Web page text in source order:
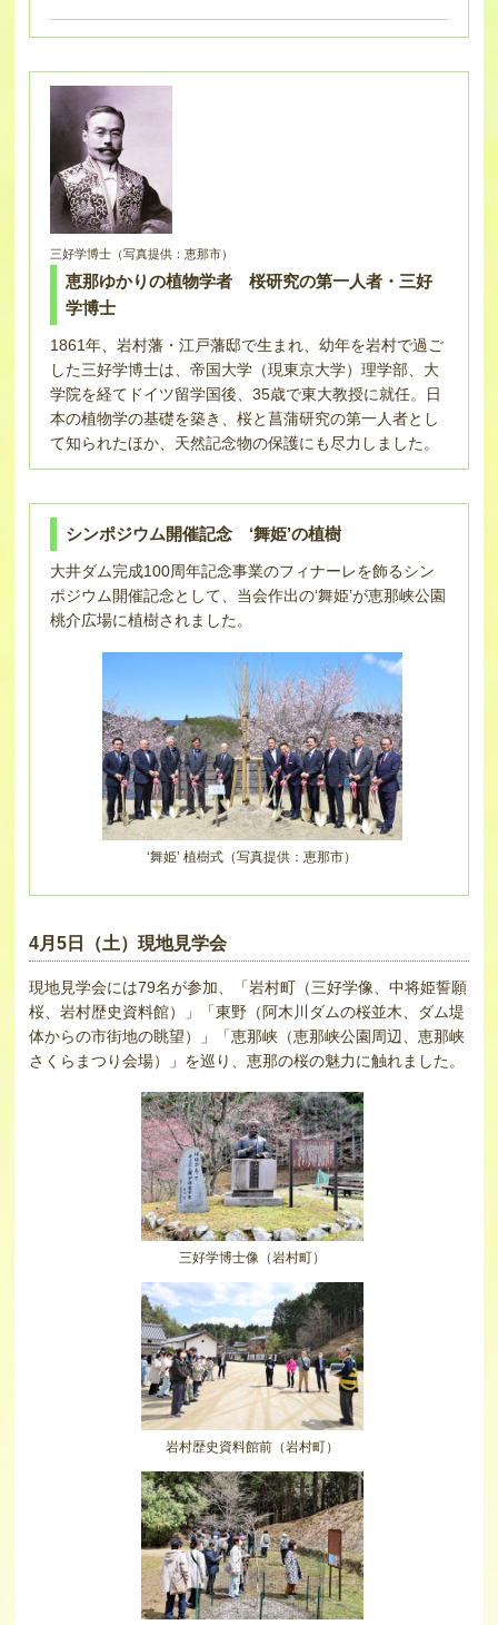
三好学博士（写真提供：恵那市）
恵那ゆかりの植物学者 桜研究の第一人者・三好
学博士
1861年、岩村藩・江戸藩邸で生まれ、幼年を岩村で過ご
した三好学博士は、帝国大学（現東京大学）理学部、大
学院を経てドイツ留学国後、35歳で東大教授に就任。日
本の植物学の基礎を築き、桜と菖蒲研究の第一人者とし
て知られたほか、天然記念物の保護にも尽力しました。
シンポジウム開催記念 ‘舞姫’の植樹
大井ダム完成100周年記念事業のフィナーレを飾るシン
ポジウム開催記念として、当会作出の‘舞姫’が恵那峡公園
桃介広場に植樹されました。
‘舞姫’ 植樹式（写真提供：恵那市）
4月5日（土）現地見学会
現地見学会には79名が参加、「岩村町（三好学像、中将姫誓願
桜、岩村歴史資料館）」「東野（阿木川ダムの桜並木、ダム堤
体からの市街地の眺望）」「恵那峡（恵那峡公園周辺、恵那峡
さくらまつり会場）」を巡り、恵那の桜の魅力に触れました。
三好学博士像（岩村町）
岩村歴史資料館前（岩村町）